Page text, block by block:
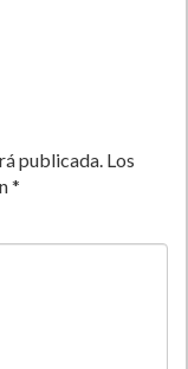
publicada. Los
*